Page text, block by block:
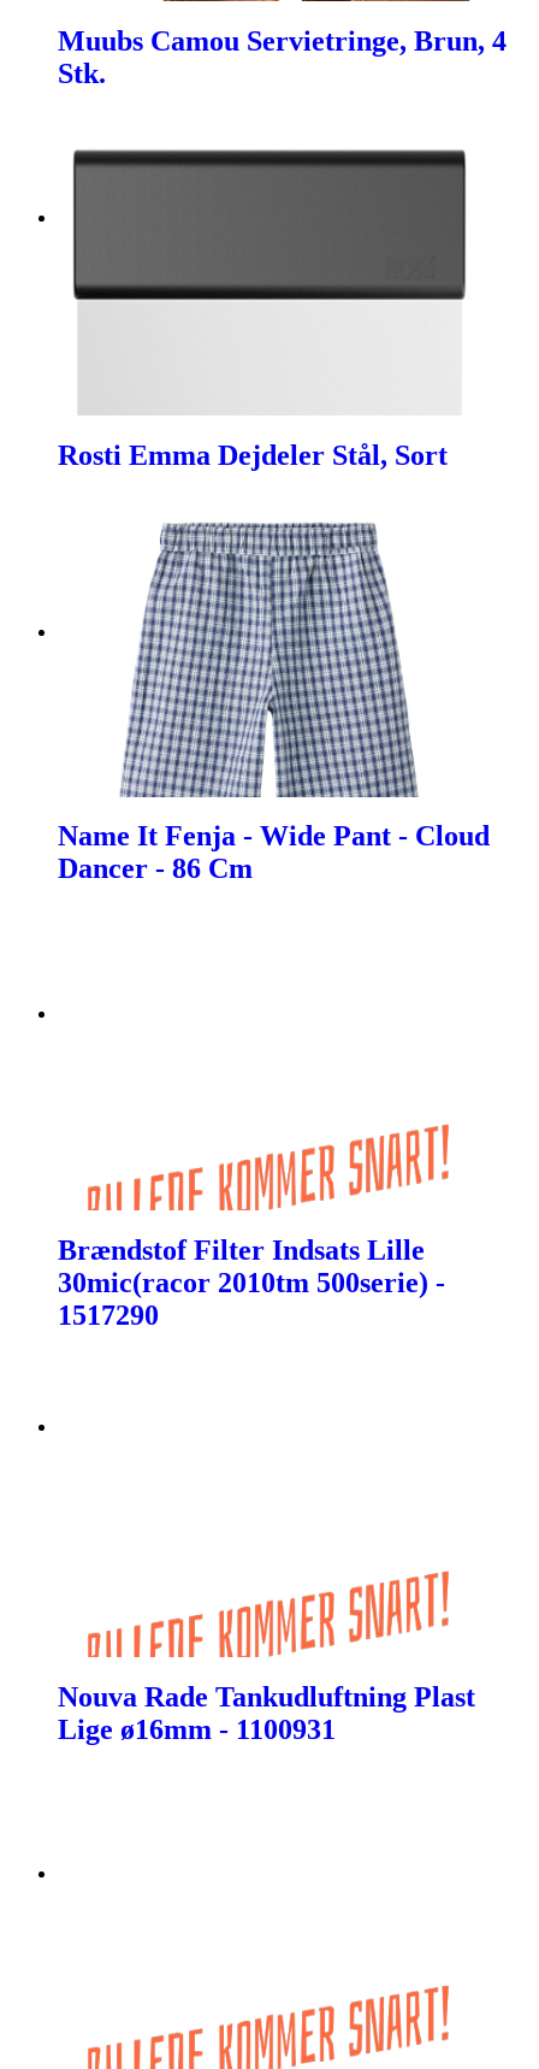
Muubs Camou Servietringe, Brun, 4
Stk.
Rosti Emma Dejdeler Stål, Sort
Name It Fenja - Wide Pant - Cloud
Dancer - 86 Cm
Brændstof Filter Indsats Lille
30mic(racor 2010tm 500serie) -
1517290
Nouva Rade Tankudluftning Plast
Lige ø16mm - 1100931